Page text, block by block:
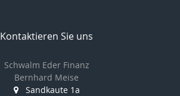
Kontaktieren Sie uns
Schwalm Eder Finanz
Bernhard Meise
Sandkaute 1a